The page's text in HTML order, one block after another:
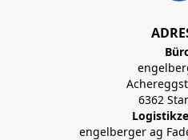
6362
engelberger ag